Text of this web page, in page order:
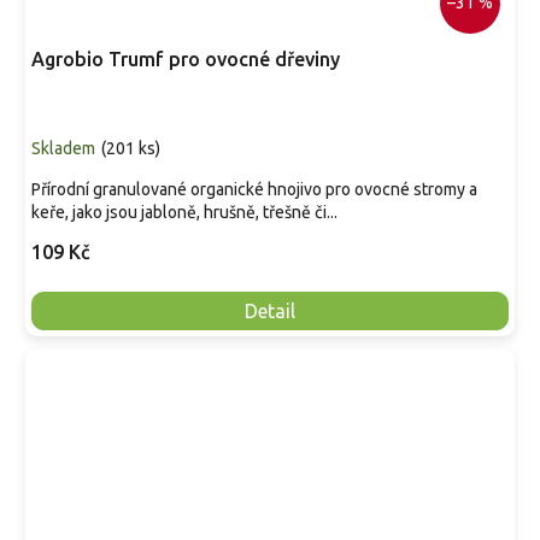
Agrobio Trumf pro ovocné dřeviny
Skladem (201 ks)
109 Kč
Detail
Přírodní granulované organické hnojivo pro ovocné stromy a
keře, jako jsou jabloně, hrušně, třešně či...